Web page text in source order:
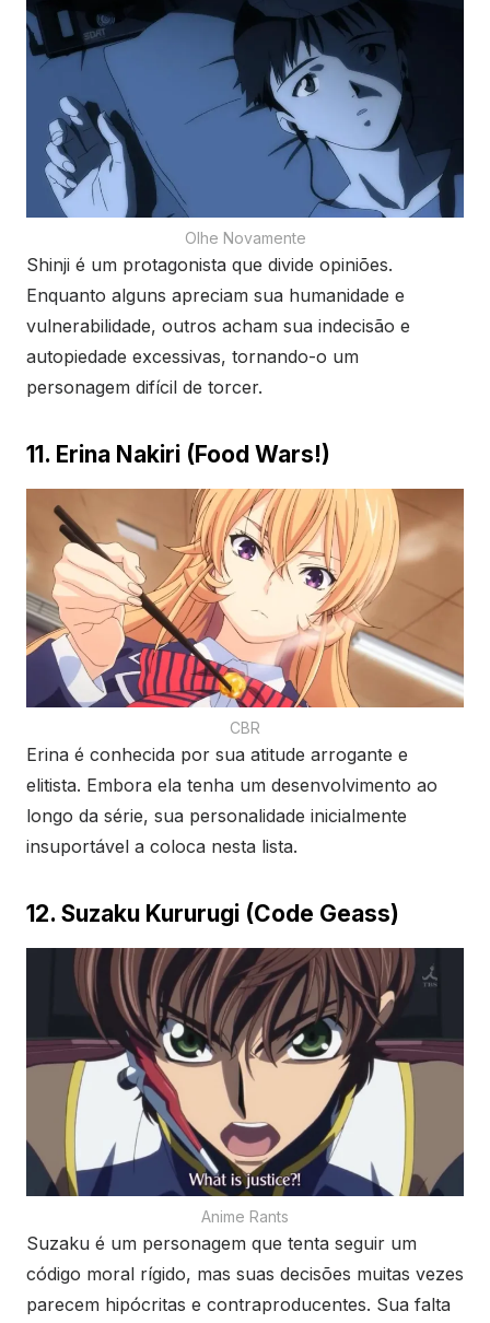
Olhe Novamente
Shinji é um protagonista que divide opiniões.
Enquanto alguns apreciam sua humanidade e
vulnerabilidade, outros acham sua indecisão e
autopiedade excessivas, tornando-o um
personagem difícil de torcer.
11. Erina Nakiri (Food Wars!)
CBR
Erina é conhecida por sua atitude arrogante e
elitista. Embora ela tenha um desenvolvimento ao
longo da série, sua personalidade inicialmente
insuportável a coloca nesta lista.
12. Suzaku Kururugi (Code Geass)
Anime Rants
Suzaku é um personagem que tenta seguir um
código moral rígido, mas suas decisões muitas vezes
parecem hipócritas e contraproducentes. Sua falta